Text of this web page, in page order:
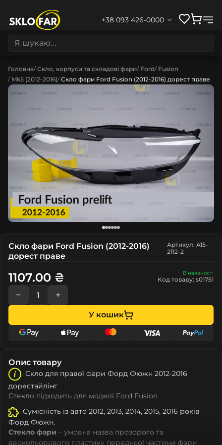
+38 093 426-0000
Головна Скло, корпуси та складові фари Ford Fusion
Mk5 (2012-2016) Скло фари Ford Fusion (2012-2016) дорест праве
Скло фари Ford Fusion (2012-2016)
дорест праве
Артикул: A15-
2112-2
В наявності
Код товару: s01751
1107.00 ₴
− +
У кошик
Опис товару
Скло для правої фари Форд Фюжн 2012-2016
дорестайлінг
Стекло підходить для моделі Ford Fusion
Сумісність із авто 2012, 2013, 2014, 2015, 2016 років
Форд Фюжн.
Стекло фари – умовна назва прозорого та
двокольорового пластику передньої частини фари